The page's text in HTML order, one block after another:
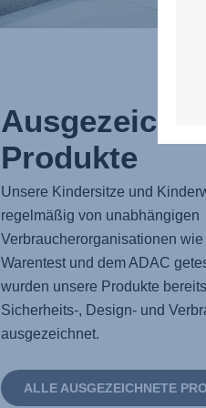
Produkte
Unsere Kindersitze und
regelmäßig von unabhängigen
Verbraucherorganisationen wie
Warentest und dem ADAC
wurden unsere Produkte
Sicherheits-, Design- und
ausgezeichnet.
ALLE AUSGEZEICHNETE